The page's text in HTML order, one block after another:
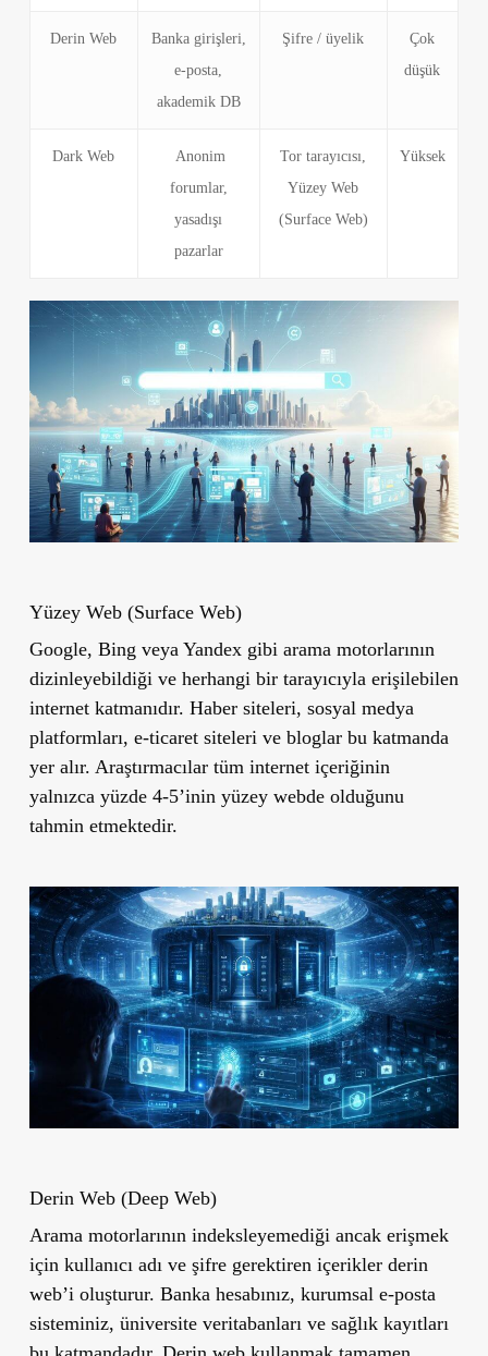
Derin Web
Banka girişleri,
e-posta,
akademik DB
Şifre / üyelik
Çok
düşük
Dark Web
Anonim
forumlar,
yasadışı
pazarlar
Tor tarayıcısı,
Yüzey Web
(Surface Web)
Yüksek
Yüzey Web (Surface Web)
Google, Bing veya Yandex gibi arama motorlarının
dizinleyebildiği ve herhangi bir tarayıcıyla erişilebilen
internet katmanıdır. Haber siteleri, sosyal medya
platformları, e-ticaret siteleri ve bloglar bu katmanda
yer alır. Araştırmacılar tüm internet içeriğinin
yalnızca yüzde 4-5’inin yüzey webde olduğunu
tahmin etmektedir.
Derin Web (Deep Web)
Arama motorlarının indeksleyemediği ancak erişmek
için kullanıcı adı ve şifre gerektiren içerikler derin
web’i oluşturur. Banka hesabınız, kurumsal e-posta
sisteminiz, üniversite veritabanları ve sağlık kayıtları